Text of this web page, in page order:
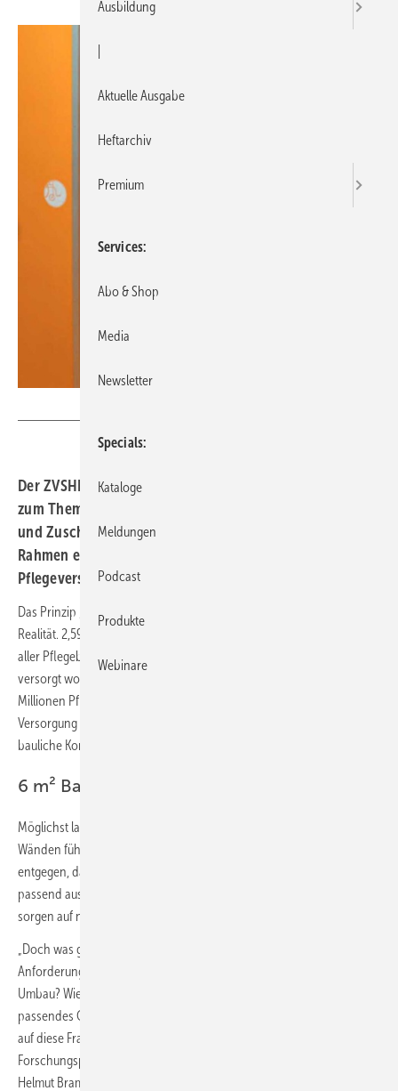
Der ZVSHK hat im November eine Machbarkeits-Studie
zum Thema Pflegebad gestartet. Ziel ist, die Ausführung
und Zuschuss-Finanzierung pflege­gerechter Bäder im
Rahmen einer Wohnungs-Anpassung über die
Pflegeversicherung zu optimieren.
Das Prinzip „ambulant vor stationär“ kennzeichnet längst die Pflege-
Realität. 2,59 Millionen Personen, das sind etwas mehr als drei Viertel
aller Pflegebedürftigen, sind im letzten Erhebungsjahr 2017 zu Hause
versorgt worden. In zehn Jahren wird sich diese Zahl auf 4,5 bis 5
Millionen Pflegebedürftige weiter erhöhen. Um diese ambulante
Versorgung insbesondere im Badezimmer sicherzustellen, ist die
bauliche Kompetenz des SHK-Handwerks gefragt.
6 m² Bad reichen nicht
Möglichst lange ein selbstbestimmtes Leben in den eigenen vier
Wänden führen – diesem Wunsch vieler älterer Menschen steht oft
entgegen, dass das Badezimmer in seiner Schlüsselfunktion nicht
passend ausgestattet ist. Annähernd neun Millionen Kleinstbäder
sorgen auf nicht einmal 6 m² für beengte Verhältnisse.
„Doch was genau fehlt im Bad? Welche baulichen
Anforderungskriterien sind zu berücksichtigen? Wie gelingt ein
Umbau? Wie kann die Pflege im Bad optimal gelingen? Wie sieht ein
passendes Qualifikationskonzept für das Handwerk aus? Antworten
auf diese Fragen will das Sanitärhandwerk mit seinem neuen
Forschungsprojekt ermitteln“, sagt ZVSHK-Hauptgeschäftsführer
Helmut Bramann.
Ausbildung
Aktuelle Ausgabe
Heftarchiv
Premium
Services
Abo & Shop
Media
Newsletter
Specials
Kataloge
Meldungen
Podcast
Produkte
Webinare